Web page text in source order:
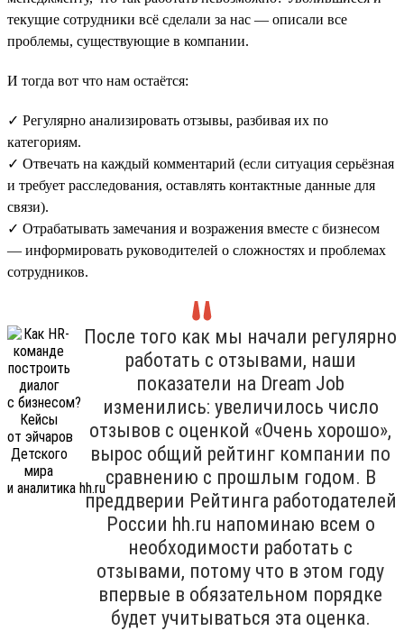
текущие сотрудники всё сделали за нас — описали все
проблемы, существующие в компании.
И тогда вот что нам остаётся:
✓ Регулярно анализировать отзывы, разбивая их по
категориям.
✓ Отвечать на каждый комментарий (если ситуация серьёзная
и требует расследования, оставлять контактные данные для
связи).
✓ Отрабатывать замечания и возражения вместе с бизнесом
— информировать руководителей о сложностях и проблемах
сотрудников.
После того как мы начали регулярно
работать с отзывами, наши
показатели на Dream Job
изменились: увеличилось число
отзывов с оценкой «Очень хорошо»,
вырос общий рейтинг компании по
сравнению с прошлым годом. В
преддверии Рейтинга работодателей
России hh.ru напоминаю всем о
необходимости работать с
отзывами, потому что в этом году
впервые в обязательном порядке
будет учитываться эта оценка.